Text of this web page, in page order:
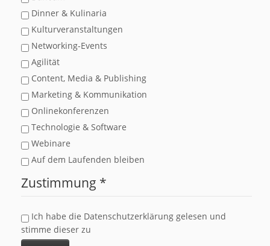
Dinner & Kulinaria
Kulturveranstaltungen
Networking-Events
Agilität
Content, Media & Publishing
Marketing & Kommunikation
Onlinekonferenzen
Technologie & Software
Webinare
Auf dem Laufenden bleiben
Zustimmung *
Ich habe die Datenschutzerklärung gelesen und
stimme dieser zu